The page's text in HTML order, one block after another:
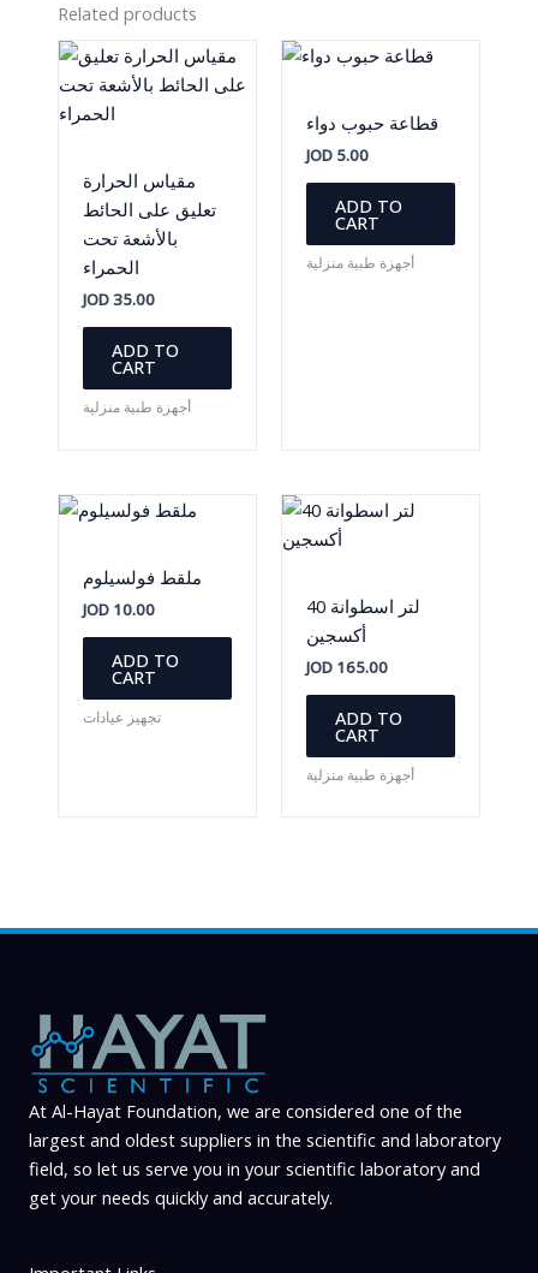
Related products
مقياس الحرارة
تعليق على الحائط
بالأشعة تحت
الحمراء
JOD35.00
ADD TO
CART
أجهزة طبية منزلية
قطاعة حبوب دواء
JOD 5.00
ADD TO
CART
أجهزة طبية منزلية
ملقط فولسيلوم
JOD10.00
ADD TO
CART
تجهيز عيادات
40 لتر اسطوانة
أكسجين
JOD 165.00
ADD TO
CART
أجهزة طبية منزلية
At Al-Hayat Foundation, we are considered one of the
largest and oldest suppliers in the scientific and laboratory
field, so let us serve you in your scientific laboratory and
get your needs quickly and accurately.